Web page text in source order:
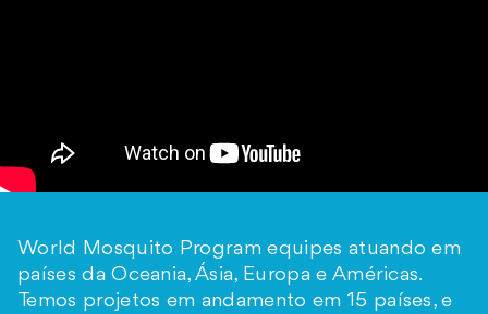
World Mosquito Program equipes atuando em
países da Oceania, Ásia, Europa e Américas.
Temos projetos em andamento em 15 países, e